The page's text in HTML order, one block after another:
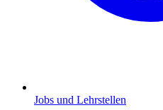
Jobs und Lehrstellen